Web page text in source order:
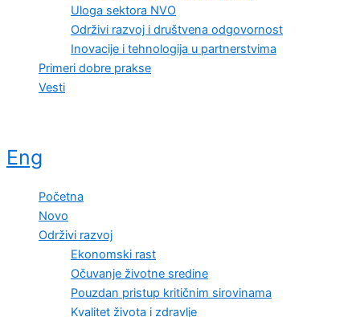
Uloga sektora NVO
Održivi razvoj i društvena odgovornost
Inovacije i tehnologija u partnerstvima
Primeri dobre prakse
Vesti
Eng
Početna
Novo
Održivi razvoj
Ekonomski rast
Očuvanje životne sredine
Pouzdan pristup kritičnim sirovinama
Kvalitet života i zdravlje